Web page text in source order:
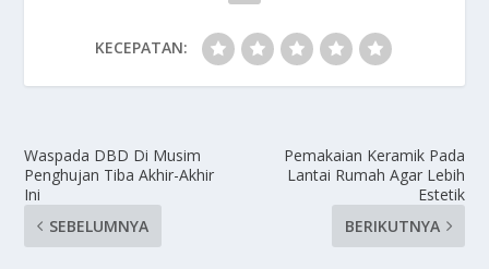
KECEPATAN:
Waspada DBD Di Musim
Penghujan Tiba Akhir-Akhir
Ini
SEBELUMNYA
Pemakaian Keramik Pada
Lantai Rumah Agar Lebih
Estetik
BERIKUTNYA